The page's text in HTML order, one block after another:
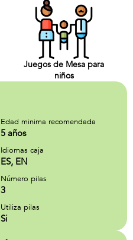
Juegos de Mesa para
niños
Edad minima recomendada
5 años
Idiomas caja
ES, EN
Número pilas
3
Utiliza pilas
Si